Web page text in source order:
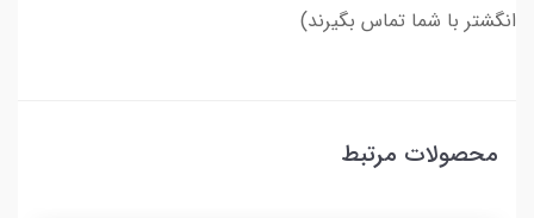
انگشتر با شما تماس بگیرند)
محصولات مرتبط